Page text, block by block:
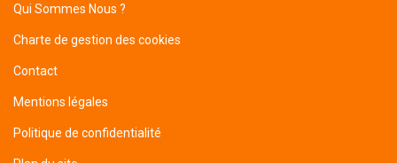
Qui Sommes Nous ?
Charte de gestion des cookies
Contact
Mentions légales
Politique de confidentialité